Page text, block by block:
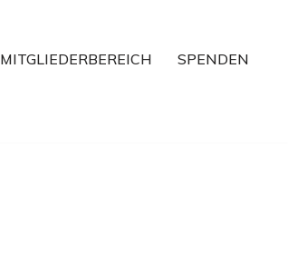
MITGLIEDERBEREICH
SPENDEN